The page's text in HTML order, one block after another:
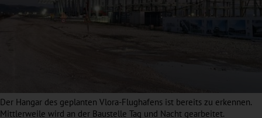
Der Hangar des geplanten Vlora-Flughafens ist bereits zu erkennen.
Mittlerweile wird an der Baustelle Tag und Nacht gearbeitet.